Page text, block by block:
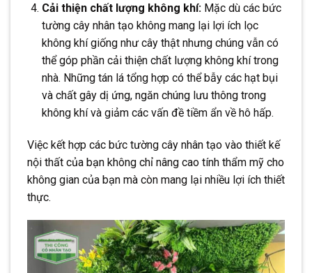
Cải thiện chất lượng không khí:Mặc dù các bức
tường cây nhân tạo không mang lại lợi ích lọc
không khí giống như cây thật nhưng chúng vẫn có
thể góp phần cải thiện chất lượng không khí trong
nhà. Những tán lá tổng hợp có thể bẫy các hạt bụi
và chất gây dị ứng, ngăn chúng lưu thông trong
không khí và giảm các vấn đề tiềm ẩn về hô hấp.
Việc kết hợp các bức tường cây nhân tạo vào thiết kế
nội thất của bạn không chỉ nâng cao tính thẩm mỹ cho
không gian của bạn mà còn mang lại nhiều lợi ích thiết
thực.